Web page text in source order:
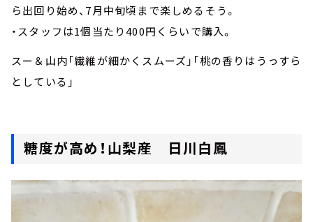
ら出回り始め、7月中旬頃まで楽しめるそう。
・スタッフは1個当たり400円くらいで購入。
スー＆山内「繊維が細かくスムーズ」「桃の香りはうっすら
としている」
糖度が高め！山梨産 日川白鳳